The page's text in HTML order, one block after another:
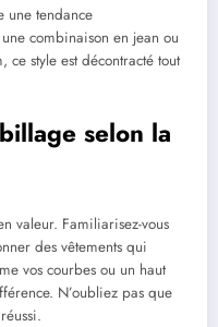
une tendance
combinaison en jean ou
style est décontracté tout
selon la
valeur. Familiarisez-vous
des vêtements qui
vos courbes ou un haut
N’oubliez pas que